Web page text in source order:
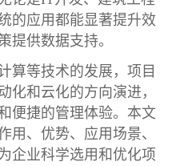
的应用都能显著提升效
提供数据支持。
算等技术的发展，项目
化和云化的方向演进，
便捷的管理体验。本文
用、优势、应用场景、
企业科学选用和优化项